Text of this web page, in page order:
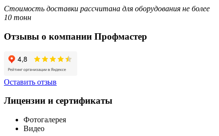
Стоимость доставки рассчитана для оборудования не более
10 тонн
Отзывы о компании Профмастер
Оставить отзыв
Лицензии и сертификаты
Фотогалерея
Видео